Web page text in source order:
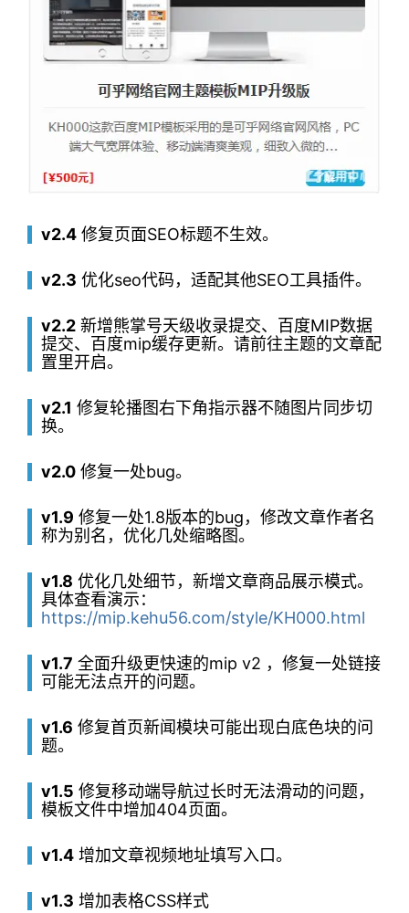
v2.4 修复页面SEO标题不生效。
v2.3 优化seo代码，适配其他SEO工具插件。
v2.2 新增熊掌号天级收录提交、百度MIP数据
提交、百度mip缓存更新。请前往主题的文章配
置里开启。
v2.1 修复轮播图右下角指示器不随图片同步切
换。
v2.0 修复一处bug。
v1.9 修复一处1.8版本的bug，修改文章作者名
称为别名，优化几处缩略图。
v1.8 优化几处细节，新增文章商品展示模式。
具体查看演示：
https://mip.kehu56.com/style/KH000.html
v1.7 全面升级更快速的mip v2 ，修复一处链接
可能无法点开的问题。
v1.6 修复首页新闻模块可能出现白底色块的问
题。
v1.5 修复移动端导航过长时无法滑动的问题，
模板文件中增加404页面。
v1.4 增加文章视频地址填写入口。
v1.3 增加表格CSS样式